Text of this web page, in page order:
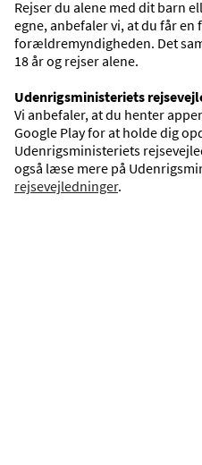
Se vores destinationer på
VIS KORT
Rejser du alene med dit barn
egne, anbefaler vi, at du får
forældremyndigheden. Det
18 år og rejser alene.
Udenrigsministeriets
Vi anbefaler, at du henter
Google Play for at holde dig
Udenrigsministeriets
også læse mere på
rejsevejledninger.